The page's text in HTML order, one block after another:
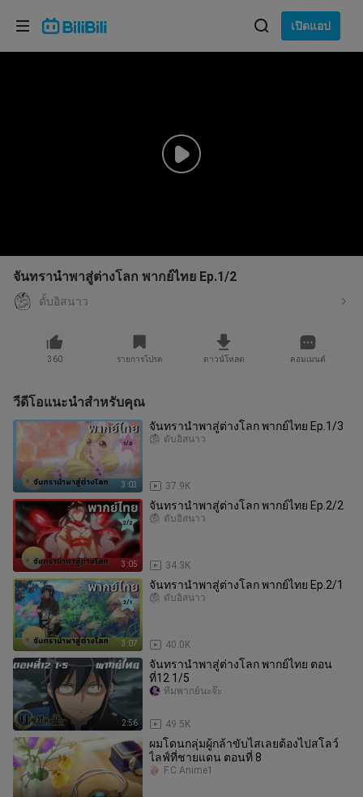
เปิดแอป
จันทรานำพาสู่ต่างโลก พากย์ไทย Ep.1/2
ดั้บอิสนาว
360 รายการโปรด ดาวน์โหลด คอมเมนต์
วีดีโอแนะนำสำหรับคุณ
3:03
จันทรานำพาสู่ต่างโลก พากย์ไทย Ep.1/3
37.9K
ดั้บอิสนาว
3:05
จันทรานำพาสู่ต่างโลก พากย์ไทย Ep.2/2
34.3K
ดั้บอิสนาว
3:07
จันทรานำพาสู่ต่างโลก พากย์ไทย Ep.2/1
40.0K
ดั้บอิสนาว
2:56
จันทรานำพาสู่ต่างโลก พากย์ไทย ตอน
ที่12 1/5
49.5K
ทีมพากย์นะจ๊ะ
ผมโดนกลุ่มผู้กล้าขับไสเลยต้องไปสโลว์
ไลฟ์ที่ชายแดน ตอนที่ 8
F.C.Anime1
เลือกภาษา